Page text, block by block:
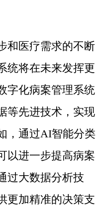
和医疗需求的不断
统将在未来发挥更
字化病案管理系统
等先进技术，实现
，通过AI智能分类
以进一步提高病案
过大数据分析技
更加精准的决策支